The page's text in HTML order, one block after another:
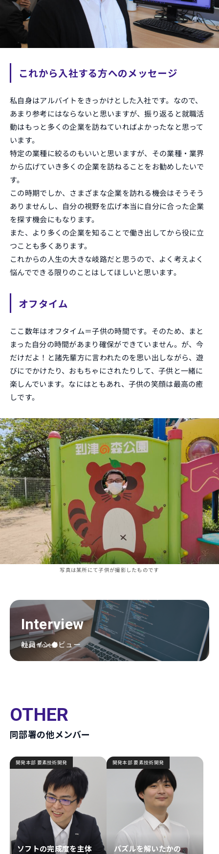
これから入社する方へのメッセージ
私自身はアルバイトをきっかけとした入社です。なので、
あまり参考にはならないと思いますが、振り返ると就職活
動はもっと多くの企業を訪ねていればよかったなと思って
います。
特定の業種に絞るのもいいと思いますが、その業種・業界
から広げていき多くの企業を訪ねることをお勧めしたいで
す。
この時期でしか、さまざまな企業を訪れる機会はそうそう
ありませんし、自分の視野を広げ本当に自分に合った企業
を探す機会にもなります。
また、より多くの企業を知ることで働き出してから役に立
つことも多くあります。
これからの人生の大きな岐路だと思うので、よく考えよく
悩んでできる限りのことはしてほしいと思います。
オフタイム
ここ数年はオフタイム＝子供の時間です。そのため、まと
まった自分の時間があまり確保ができていません。が、今
だけだよ！と諸先輩方に言われたのを思い出しながら、遊
びにでかけたり、おもちゃにされたりして、子供と一緒に
楽しんでいます。なにはともあれ、子供の笑顔は最高の癒
しです。
写真は某所にて子供が撮影したものです
Interview
社員インタビュー
Read More
OTHER
同部署の他メンバー
開発本部 要素技術開発
ソフトの完成度を主体
開発本部 要素技術開発
パズルを解いたかの